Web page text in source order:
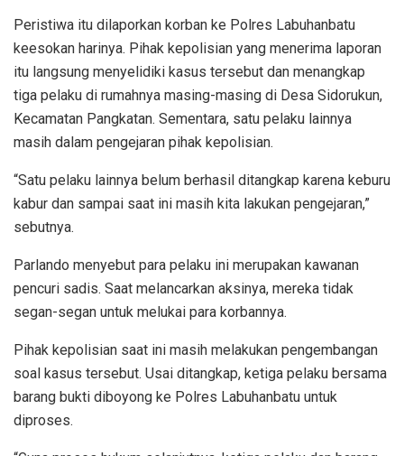
Peristiwa itu dilaporkan korban ke Polres Labuhanbatu
keesokan harinya. Pihak kepolisian yang menerima laporan
itu langsung menyelidiki kasus tersebut dan menangkap
tiga pelaku di rumahnya masing-masing di Desa Sidorukun,
Kecamatan Pangkatan. Sementara, satu pelaku lainnya
masih dalam pengejaran pihak kepolisian.
“Satu pelaku lainnya belum berhasil ditangkap karena keburu
kabur dan sampai saat ini masih kita lakukan pengejaran,”
sebutnya.
Parlando menyebut para pelaku ini merupakan kawanan
pencuri sadis. Saat melancarkan aksinya, mereka tidak
segan-segan untuk melukai para korbannya.
Pihak kepolisian saat ini masih melakukan pengembangan
soal kasus tersebut. Usai ditangkap, ketiga pelaku bersama
barang bukti diboyong ke Polres Labuhanbatu untuk
diproses.